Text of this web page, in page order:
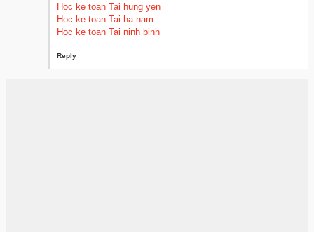
Hoc ke toan Tai hung yen
Hoc ke toan Tai ha nam
Hoc ke toan Tai ninh binh
Reply